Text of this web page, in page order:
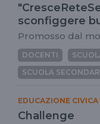
sconfiggere
Promosso dal
DOCENTI
SCUOLA
EDUCAZIONE CIVICA
Challenge